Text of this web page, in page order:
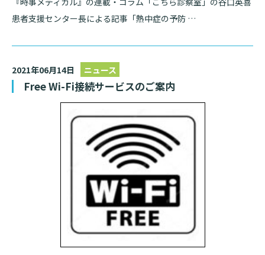
患者支援センター長による記事「熱中症の予防 …
2021年06月14日 ニュース
Free Wi-Fi接続サービスのご案内